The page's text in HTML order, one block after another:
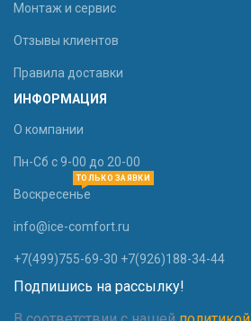
Монтаж и сервис
Отзывы клиентов
Правила доставки
ИНФОРМАЦИЯ
О компании
Пн-Сб с 9-00 до 20-00
Воскресенье
ТОЛЬКО ЗАЯВКИ
info@ice-comfort.ru
+7(499)755-69-30 +7(926)188-34-44
Подпишись на рассылку!